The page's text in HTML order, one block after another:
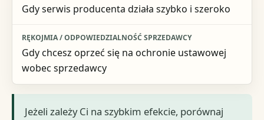
Gdy serwis producenta działa szybko i szeroko
Gdy chcesz oprzeć się na ochronie ustawowej
wobec sprzedawcy
Jeżeli zależy Ci na szybkim efekcie, porównaj